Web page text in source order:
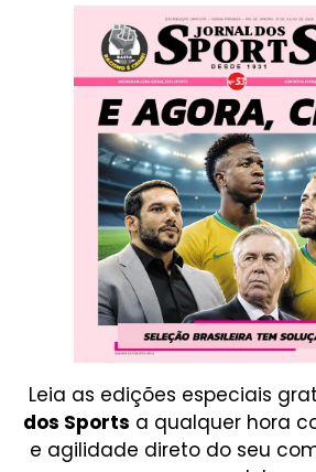
Leia as edições especiais
dos Sports a qualquer hora
e agilidade direto do seu